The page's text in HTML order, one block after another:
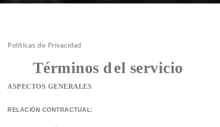
Políticas de Privacidad
Términos del servicio
ASPECTOS GENERALES
RELACIÓN CONTRACTUAL: